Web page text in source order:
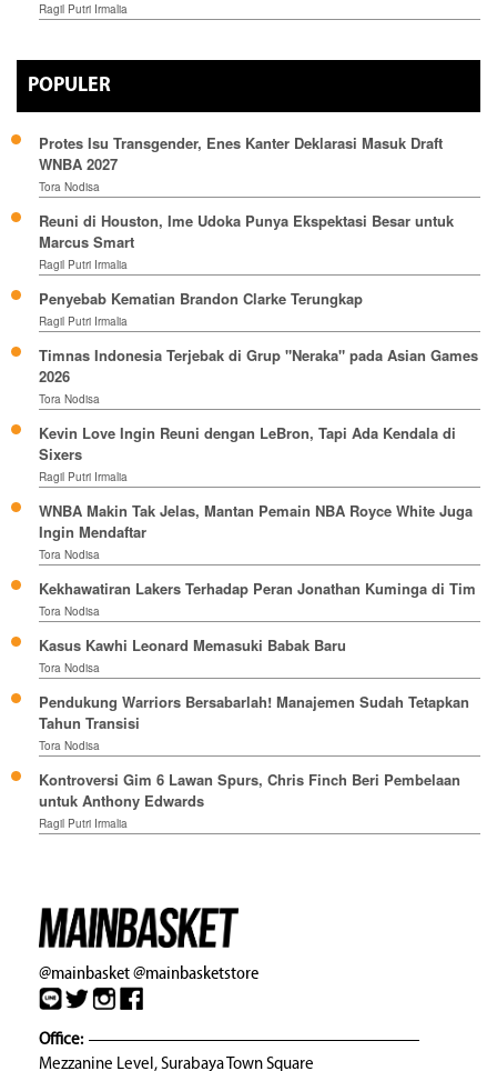
Ragil Putri Irmalia
POPULER
Protes Isu Transgender, Enes Kanter Deklarasi Masuk Draft
WNBA 2027
Tora Nodisa
Reuni di Houston, Ime Udoka Punya Ekspektasi Besar untuk
Marcus Smart
Ragil Putri Irmalia
Penyebab Kematian Brandon Clarke Terungkap
Ragil Putri Irmalia
Timnas Indonesia Terjebak di Grup "Neraka" pada Asian Games
2026
Tora Nodisa
Kevin Love Ingin Reuni dengan LeBron, Tapi Ada Kendala di
Sixers
Ragil Putri Irmalia
WNBA Makin Tak Jelas, Mantan Pemain NBA Royce White Juga
Ingin Mendaftar
Tora Nodisa
Kekhawatiran Lakers Terhadap Peran Jonathan Kuminga di Tim
Tora Nodisa
Kasus Kawhi Leonard Memasuki Babak Baru
Tora Nodisa
Pendukung Warriors Bersabarlah! Manajemen Sudah Tetapkan
Tahun Transisi
Tora Nodisa
Kontroversi Gim 6 Lawan Spurs, Chris Finch Beri Pembelaan
untuk Anthony Edwards
Ragil Putri Irmalia
@mainbasket@mainbasketstore
Office:
Mezzanine Level, Surabaya Town Square